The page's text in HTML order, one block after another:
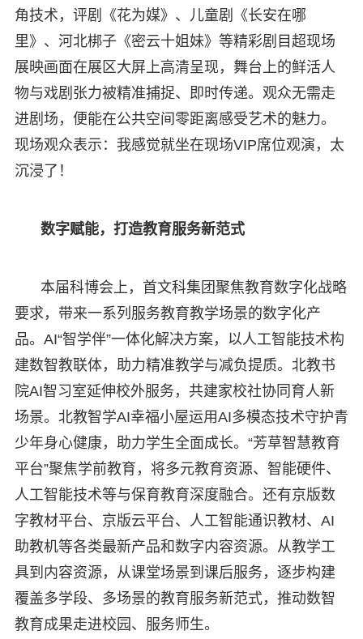
角技术，评剧《花为媒》、儿童剧《长安在哪
里》、河北梆子《密云十姐妹》等精彩剧目超现场
展映画面在展区大屏上高清呈现，舞台上的鲜活人
物与戏剧张力被精准捕捉、即时传递。观众无需走
进剧场，便能在公共空间零距离感受艺术的魅力。
现场观众表示：我感觉就坐在现场VIP席位观演，太
沉浸了！
数字赋能，打造教育服务新范式
本届科博会上，首文科集团聚焦教育数字化战略
要求，带来一系列服务教育教学场景的数字化产
品。AI“智学伴”一体化解决方案，以人工智能技术构
建数智教联体，助力精准教学与减负提质。北教书
院AI智习室延伸校外服务，共建家校社协同育人新
场景。北教智学AI幸福小屋运用AI多模态技术守护青
少年身心健康，助力学生全面成长。“芳草智慧教育
平台”聚焦学前教育，将多元教育资源、智能硬件、
人工智能技术等与保育教育深度融合。还有京版数
字教材平台、京版云平台、人工智能通识教材、AI
助教机等各类最新产品和数字内容资源。从教学工
具到内容资源，从课堂场景到课后服务，逐步构建
覆盖多学段、多场景的教育服务新范式，推动数智
教育成果走进校园、服务师生。